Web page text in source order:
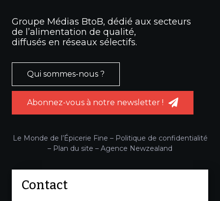
Groupe Médias BtoB, dédié aux secteurs
de l’alimentation de qualité,
diffusés en réseaux sélectifs.
Qui sommes-nous ?
Abonnez-vous à notre newsletter !
Le Monde de l’Épicerie Fine – Politique de confidentialité
– Plan du site – Agence Newzealand
Contact